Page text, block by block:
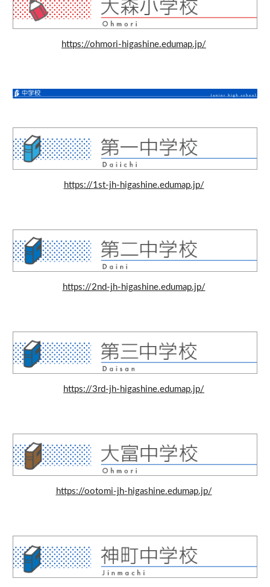
https://ohmori-higashine.edumap.jp/
https://1st-jh-higashine.edumap.jp/
https://2nd-jh-higashine.edumap.jp/
https://3rd-jh-higashine.edumap.jp/
https://ootomi-jh-higashine.edumap.jp/